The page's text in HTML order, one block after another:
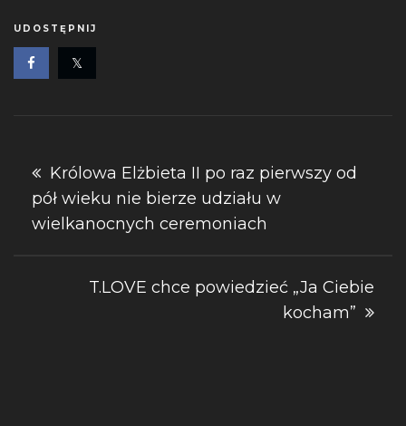
UDOSTĘPNIJ
Nawigacja
wpisu
Królowa Elżbieta II po raz pierwszy od
pół wieku nie bierze udziału w
wielkanocnych ceremoniach
T.LOVE chce powiedzieć „Ja Ciebie
kocham”